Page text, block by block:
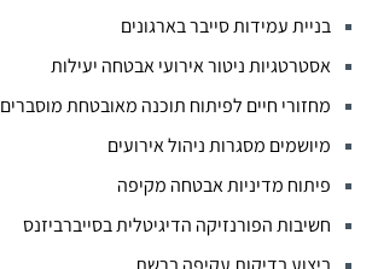
בניית עמידות סייבר בארגונים
אסטרטגיות ניטור אירועי אבטחה יעילות
מחזורי חיים לפיתוח תוכנה מאובטחת מוסברים
מיושמים מסגרות ניהול אירועים
פיתוח מדיניות אבטחה מקיפה
חשיבות הפורנזיקה הדיגיטלית בסייברביזנס